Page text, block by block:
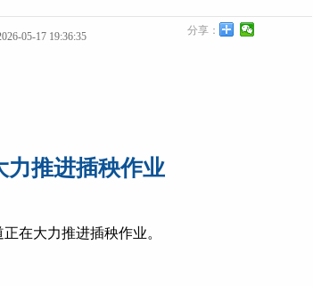
05-17 19:36:35 分享：
力推进插秧作业
在大力推进插秧作业。